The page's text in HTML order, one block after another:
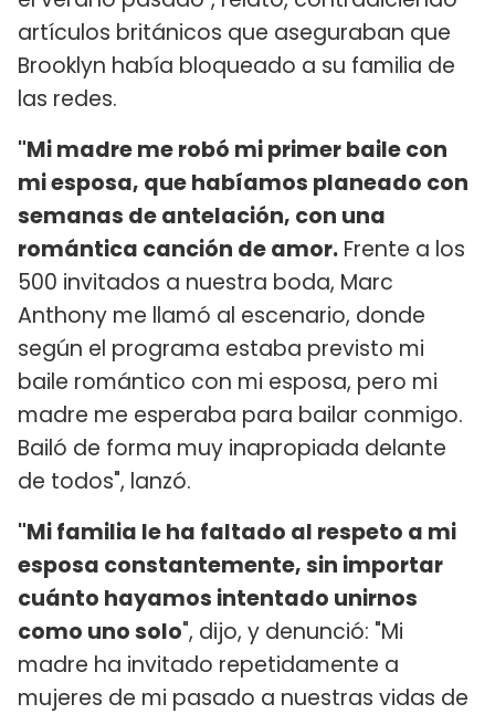
artículos británicos que aseguraban que
Brooklyn había bloqueado a su familia de
las redes.
"Mi madre me robó mi primer baile con
mi esposa, que habíamos planeado con
semanas de antelación, con una
romántica canción de amor. Frente a los
500 invitados a nuestra boda, Marc
Anthony me llamó al escenario, donde
según el programa estaba previsto mi
baile romántico con mi esposa, pero mi
madre me esperaba para bailar conmigo.
Bailó de forma muy inapropiada delante
de todos", lanzó.
"Mi familia le ha faltado al respeto a mi
esposa constantemente, sin importar
cuánto hayamos intentado unirnos
como uno solo", dijo, y denunció: "Mi
madre ha invitado repetidamente a
mujeres de mi pasado a nuestras vidas de